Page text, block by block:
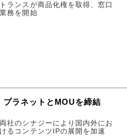
トランスが商品化権を取得、窓口
業務を開始
プラネットとMOUを締結
両社のシナジーにより国内外にお
けるコンテンツIPの展開を加速